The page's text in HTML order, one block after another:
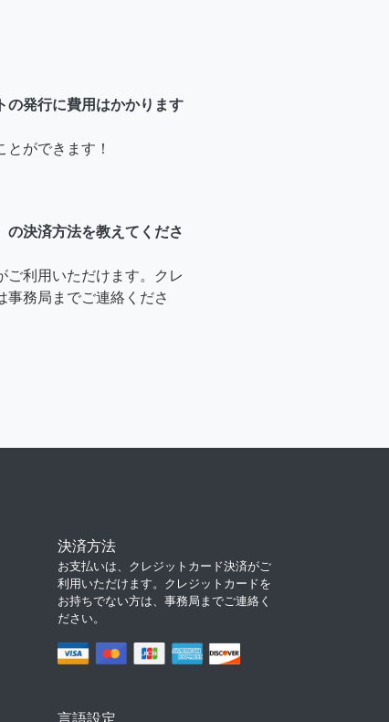
の発行に費用はかかります
ができます！
の決済方法を教えてくださ
ご利用いただけます。クレ
事務局までご連絡くださ
決済方法
お支払いは、クレジットカード決済がご
利用いただけます。クレジットカードを
お持ちでない方は、事務局までご連絡く
ださい。
言語設定